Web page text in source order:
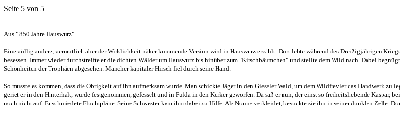
Seite 5 von 5
Aus " 850 Jahre Hauswurz"
Eine völlig andere, vermutlich aber der Wirklichkeit näher kommende Version wird in Hauswurz erzählt: Dort lebte während des Dreißigjährigen
besessen. Immer wieder durchstreifte er die dichten Wälder um Hauswurz bis hinüber zum "Kirschbäumchen" und stellte dem Wild nach. Dabei
Schönheiten der Trophäen abgesehen. Mancher kapitaler Hirsch fiel durch seine Hand.
So musste es kommen, dass die Obrigkeit auf ihn aufmerksam wurde. Man schickte Jäger in den Gieseler Wald, um dem Wildfrevler das Handwerk zu
geriet er in den Hinterhalt, wurde festgenommen, gefesselt und in Fulda in den Kerker geworfen. Da saß er nun, der einst so freiheitsliebende Kaspar,
noch nicht auf. Er schmiedete Fluchtpläne. Seine Schwester kam ihm dabei zu Hilfe. Als Nonne verkleidet, besuchte sie ihn in seiner dunklen Zelle.